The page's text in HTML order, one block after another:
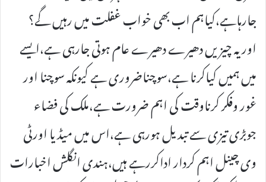
جارہاہے،کیاہم اب بھی خواب غفلت میں رہیں گے؟
اور یہ چیزیں دھیرے دھیرے عام ہوتی جارہی ہے،ایسے
میں ہمیں کیاکرنا ہے،سوچناضروری ہے کیونکہ سوچنا اور
غور وفکر کرناوقت کی اہم ضرورت ہے،ملک کی فضاء
جوبڑی تیزی سے تبدیل ہورہی ہے،اس میں میڈیا اورٹی
وی چینل اہم کردار اداکررہے ہیں،ہندی انگلش اخبارات